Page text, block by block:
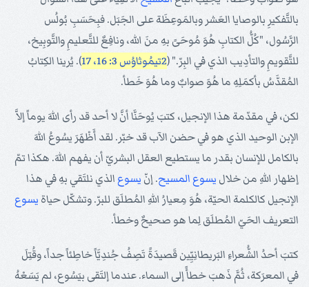
بالتَّفكيرِ بالوصايا العَشر وبالمَوعِظَة على الجَبَل. فبِحَسَبِ بُولُس
الرَّسُول، "كُلُّ الكتابِ هُوَ مُوحَىً بهِ منَ الله، ونافِعٌ للتَّعليمِ والتَّوبِيخ،
للتَّقويمِ والتأدِيب الذي في البِرّ." (2تيمُوثاوُس 3: 16، 17
). يُرينا الكِتابُ
المُقدَّسُ بأكمَلِهِ ما هُوَ صوابٌ وما هُوَ خَطأ.
لكن، في مقدّمة هذا الإنجيل، كتبَ يُوحَنَّا أنَّ لا أحد قد رأى اللهَ يوماً إلاَّ
الإبن الوحيد الذي هو في حضن الآب قد خبّر. لقد أَظْهَرَ يسُوعُ اللهَ
بالكامل للإنسان بقدر ما يستطيع العقل البشريّ أن يفهم اللهَ. هكذا تمّ
إظهار اللهِ من خلال يسوع المسيح. إنّ يسوع الذي نلتَقي بهِ في هذا
الإنجيل كالكلمة الحيّة، هُوَ مِعيارُ اللهِ المُطلَق للبرّ. وتشكّل حياة يسوع
التعريف الحَيّ المُطلَق لِما هو صحيحٌ وخطأ.
كتبَ أحدُ الشُّعراءِ البَريطانِيِّين قَصيدَةً تَصِفُ جُندِيَّاً خاطِئاً جداً، وقُتِلَ
في المعرَكة، ثُمَّ ذَهبَ خطأً إلى السماء. عندما إلتَقى بيَسُوع، لم يَسَعْهُ